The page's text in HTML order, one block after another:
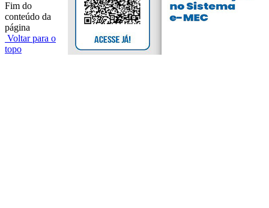
Fim do
conteúdo da
página
Voltar para o
topo